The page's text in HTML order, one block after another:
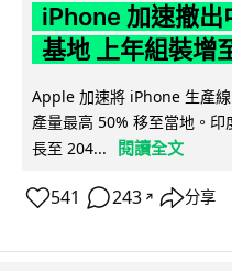
iPhone 加速撤出
基地 上年組裝增
Apple 加速將 iPhone 生產
產量最高 50% 移至當地。
長至 204...
閱讀全文
541 243 ↗ 分享